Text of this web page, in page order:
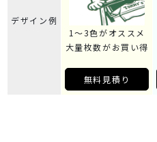
デザイン例
1～3色がオススメ
大量枚数がお買い得
無料見積り